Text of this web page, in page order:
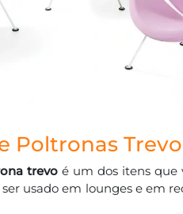
Poltronas
trevo é um dos itens que
usado em lounges e em